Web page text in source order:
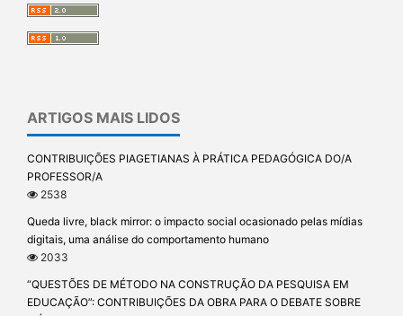
ARTIGOS MAIS LIDOS
CONTRIBUIÇÕES PIAGETIANAS À PRÁTICA PEDAGÓGICA DO/A
PROFESSOR/A
2538
Queda livre, black mirror: o impacto social ocasionado pelas mídias
digitais, uma análise do comportamento humano
2033
“QUESTÕES DE MÉTODO NA CONSTRUÇÃO DA PESQUISA EM
EDUCAÇÃO”: CONTRIBUIÇÕES DA OBRA PARA O DEBATE SOBRE